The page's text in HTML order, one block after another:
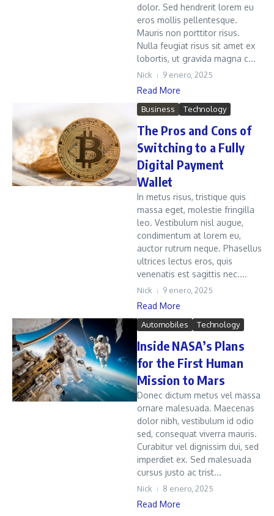
dolor. Sed hendrerit lorem eu
eros mollis pellentesque.
Mauris non porttitor risus.
Nulla feugiat risus sit amet ex
lobortis, ut gravida magna c...
Nick 9 enero, 2025
Read More
Business Technology
The Pros and Cons of
Switching to a Fully
Digital Payment
Wallet
In metus risus, tristique quis
massa eget, molestie fringilla
leo. Vestibulum nisl augue,
condimentum at lorem eu,
auctor rutrum neque. Phasellus
ultrices lectus eros, quis
venenatis est sagittis nec....
Nick 9 enero, 2025
Read More
Automobiles Technology
Inside NASA’s Plans
for the First Human
Mission to Mars
Donec dictum metus vel massa
ornare malesuada. Maecenas
dolor nibh, vestibulum id odio
sed, consequat viverra mauris.
Curabitur vel dignissim dui, sed
imperdiet ex. Sed malesuada
cursus justo ac trist...
Nick 8 enero, 2025
Read More